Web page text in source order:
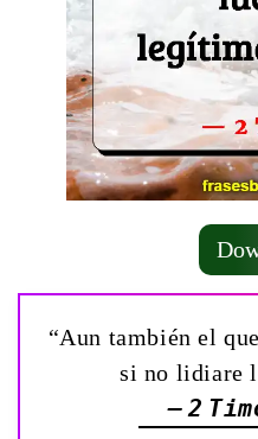
“Aun también el
si no lidiare
— 2